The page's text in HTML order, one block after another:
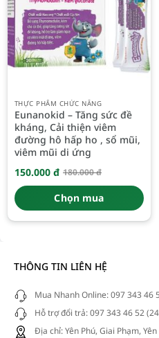
THỰC PHẨM CHỨC NĂNG
Eunanokid – Tăng sức đề
kháng, Cải thiện viêm
đường hô hấp ho , sổ mũi,
viêm mũi di ứng
180.000đ
Giá
gốc
là:
180.000 đ.
150.000 đ
Giá
hiện
tại
là:
150.000 đ.
Chọn mua
THÔNG TIN LIÊN HỆ
Mua Nhanh Online: 097 343 46
Hỗ trợ đổi trả: 097 343 46 52
Địa chỉ: Yên Phú, Giai Phạm,